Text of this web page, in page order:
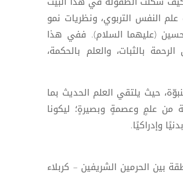
علم النفس التربوي، ونظريات نمو
(عليهما السلام). ففي هذا
بالثبات، والعلم بالحكمة،
حيث يلتقي العلم الحديث بما
علمٍ وعصمةٍ وبصيرةٍ؛ ليكونا
وإدراكيًا.
بين الحرمين الشريفين – كربلاء